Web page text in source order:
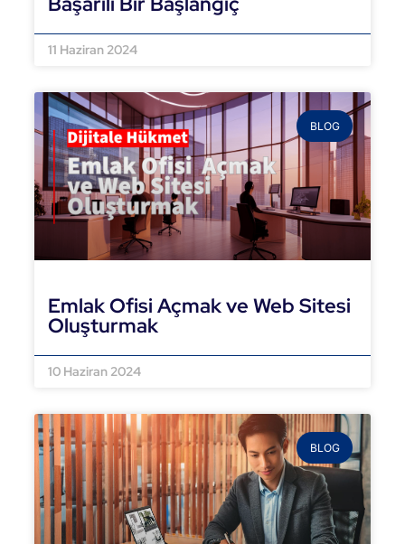
11 Haziran 2024
BLOG
Emlak Ofisi Açmak ve Web Sitesi
Oluşturmak
10 Haziran 2024
BLOG